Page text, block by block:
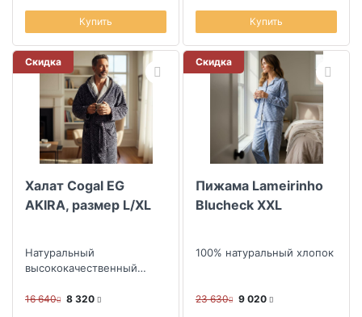
Купить Купить
Скидка
Халат Cogal EG
AKIRA, размер L/XL
Натуральный
высококачественный
16 640 8 320
Скидка
Пижама Lameirinho
Blucheck XXL
100% натуральный хлопок
23 630 9 020